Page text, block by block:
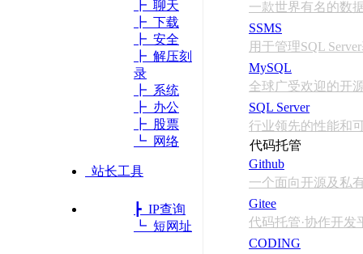
┣ 聊天
┣ 下载
┣ 安全
┣ 解压刻
录
┣ 系统
┣ 办公
┣ 股票
┗ 网络
站长工具
┣ IP查询
┗ 短网址
一款世界有名的数
SSMS
用于管理SQL
MySQL
全球广受欢迎的开
SQL Server
行业领先的性能和
代码托管
Github
一个面向开源及私
Gitee
代码托管·协作开发
CODING